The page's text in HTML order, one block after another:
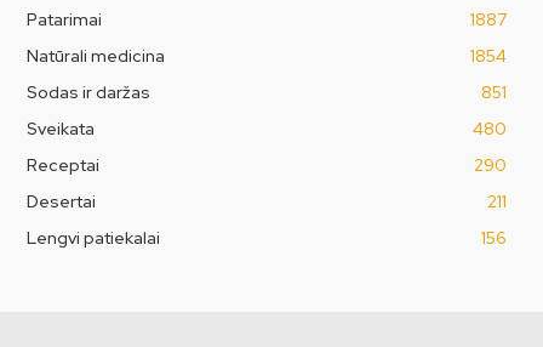
Patarimai
1887
Natūrali medicina
1854
Sodas ir daržas
851
Sveikata
480
Receptai
290
Desertai
211
Lengvi patiekalai
156